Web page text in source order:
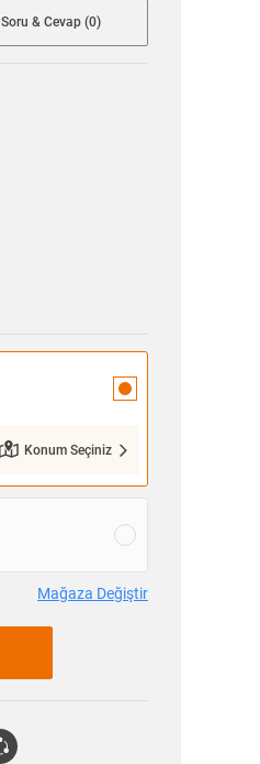
Soru & Cevap (0)
Konum Seçiniz
Mağaza Değiştir